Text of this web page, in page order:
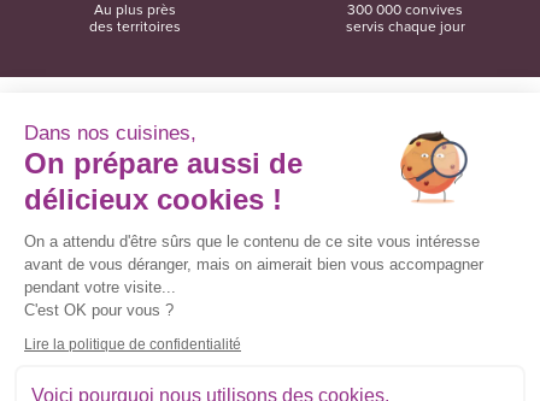
Au plus près
des territoires
300 000 convives
servis chaque jour
Convivio
12 rue du Domaine
Convivio sur les réseaux sociaux
Inscrivez-vous à la newsletter
Dans nos cuisines,
On prépare aussi de
délicieux cookies !
On a attendu d'être sûrs que le contenu de ce site vous intéresse
avant de vous déranger, mais on aimerait bien vous accompagner
pendant votre visite...
C'est OK pour vous ?
Lire la politique de confidentialité
Voici pourquoi nous utilisons des cookies.